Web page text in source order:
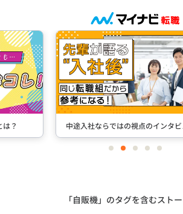
？ 中途入社ならではの視点のインタ
itemitemitemitemitem
「自販機」のタグを含むスト